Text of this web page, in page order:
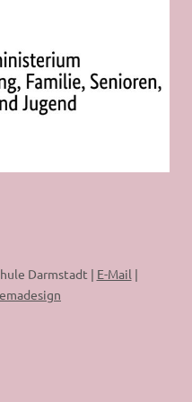
Darmstadt | E-Mail |